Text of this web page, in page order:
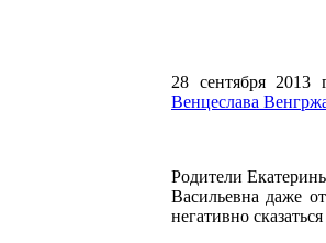
28 сентября 2013
Венцеслава
Родители
Васильевна даже
негативно